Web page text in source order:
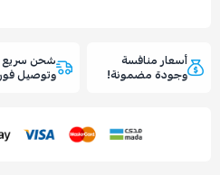
أسعار منافسة
وجودة مضمونة!
شحن سريع
وتوصيل فوري